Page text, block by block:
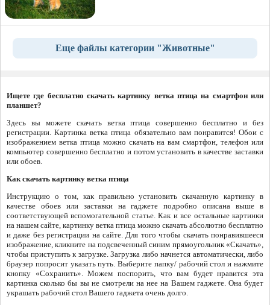
Еще файлы категории "Животные"
Ищете где бесплатно скачать картинку ветка птица на смартфон или
планшет?
Здесь вы можете скачать ветка птица совершенно бесплатно и без
регистрации. Картинка ветка птица обязательно вам понравится! Обои с
изображением ветка птица можно скачать на вам смартфон, телефон или
компьютер совершенно бесплатно и потом установить в качестве заставки
или обоев.
Как скачать картинку ветка птица
Инструкцию о том, как правильно установить скачанную картинку в
качестве обоев или заставки на гаджете подробно описана выше в
соответствующей вспомогательной статье. Как и все остальные картинки
на нашем сайте, картинку ветка птица можно скачать абсолютно бесплатно
и даже без регистрации на сайте. Для того чтобы скачать понравившееся
изображение, кликните на подсвеченный синим прямоугольник «Скачать»,
чтобы приступить к загрузке. Загрузка либо начнется автоматически, либо
браузер попросит указать путь. Выберите папку/ рабочий стол и нажмите
кнопку «Сохранить». Можем поспорить, что вам будет нравится эта
картинка сколько бы вы не смотрели на нее на Вашем гаджете. Она будет
украшать рабочий стол Вашего гаджета очень долго.